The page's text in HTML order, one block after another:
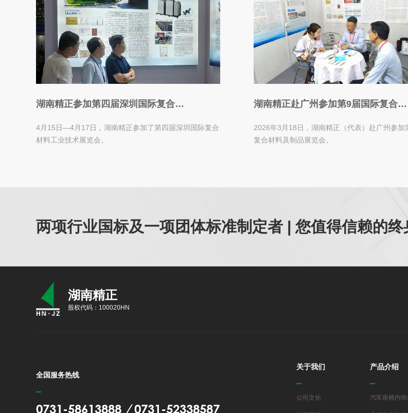
湖南精正参加第四届深圳国际复合材
4月15日—4月17日，湖南精正参加了第四届深圳国际复合
材料工业技术展览会。
湖南精正赴广州参加第9届国际复合材
2026年3月18日，湖南精正（代表）赴广州参加
复合材料及制品展览会。
两项行业国标及一项团体标准制定者 | 您值得信赖的
湖南精正
股权代码：100020HN
全国服务热线
0731-58613888 / 0731-52338587
关于我们
公司文化
产品介绍
汽车座椅内